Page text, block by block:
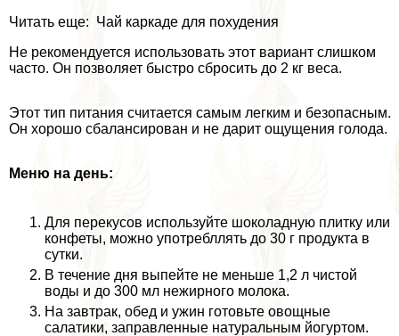
Читать еще: Чай каркаде для похудения
Не рекомендуется использовать этот вариант слишком
часто. Он позволяет быстро сбросить до 2 кг веса.
Этот тип питания считается самым легким и безопасным.
Он хорошо сбалансирован и не дарит ощущения голода.
Меню на день:
Для перекусов используйте шоколадную плитку или
конфеты, можно употрeбллять до 30 г продукта в
сутки.
В течение дня выпейте не меньше 1,2 л чистой
воды и до 300 мл нежирного молока.
На завтpaк, обед и ужин готовьте овощные
салатики, заправленные натуральным йогуртом.